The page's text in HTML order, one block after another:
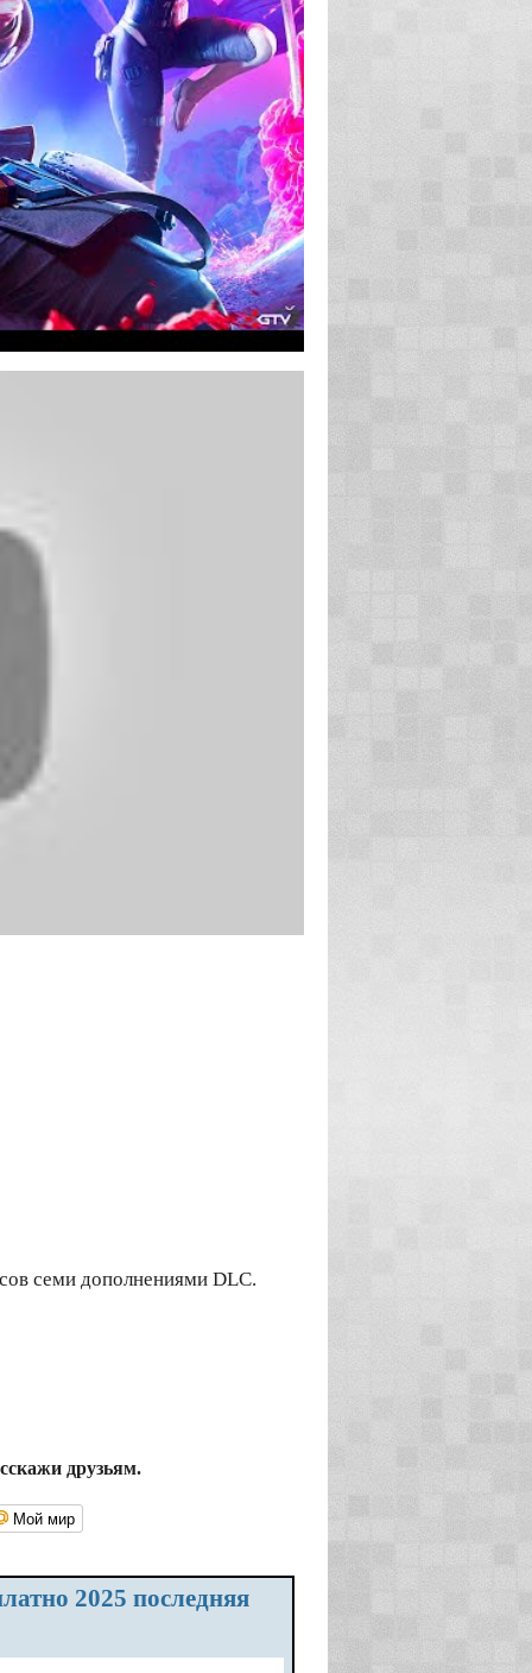
семи дополнениями DLC.
друзьям.
Мой мир